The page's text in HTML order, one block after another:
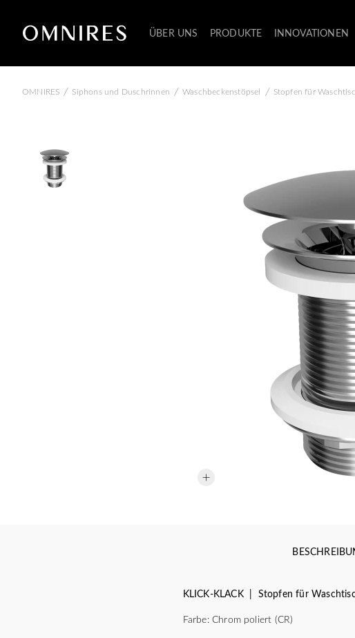
ÜBER UNS PRODUKTE INNOVATIONEN
OMNIRES / Siphons und Duschrinnen / Waschbeckenstöpsel / Stopfen für
KLICK-KLACK | Stopfen für
Farbe: Chrom poliert (CR)